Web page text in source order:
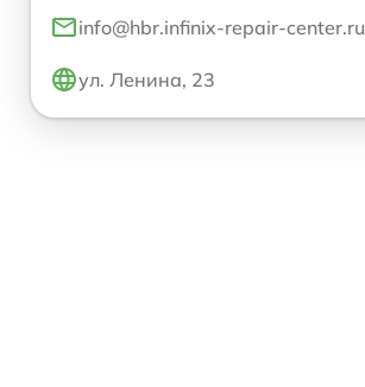
info@hbr.infinix-repair-center.ru
ул. Ленина, 23